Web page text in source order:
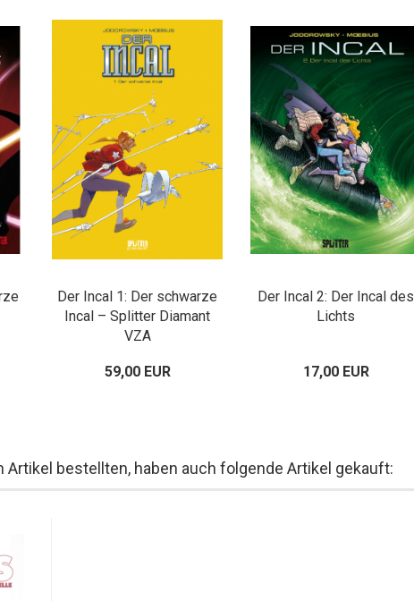
Der Incal 1: Der schwarze
Incal – Splitter Diamant
VZA
59,00 EUR
Der Incal 2: Der Incal des
Lichts
17,00 EUR
Artikel bestellten, haben auch folgende Artikel gekauft: